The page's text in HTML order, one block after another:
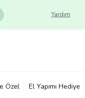
Yardım
Özel El Yapımı Hediye